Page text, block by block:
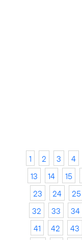
1 2 3 4
13
14 15
23
24 25
32
33 34
41
42 43